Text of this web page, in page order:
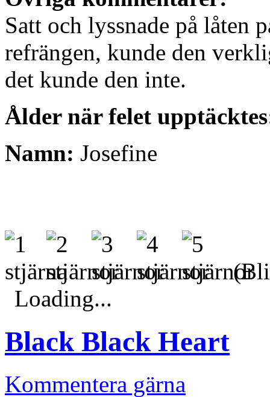
Satt och lyssnade på låten
refrängen, kunde den
det kunde den inte.
Ålder när felet
Namn: Josefine
(Bli
Loading...
Black Black Heart
Kommentera gärna